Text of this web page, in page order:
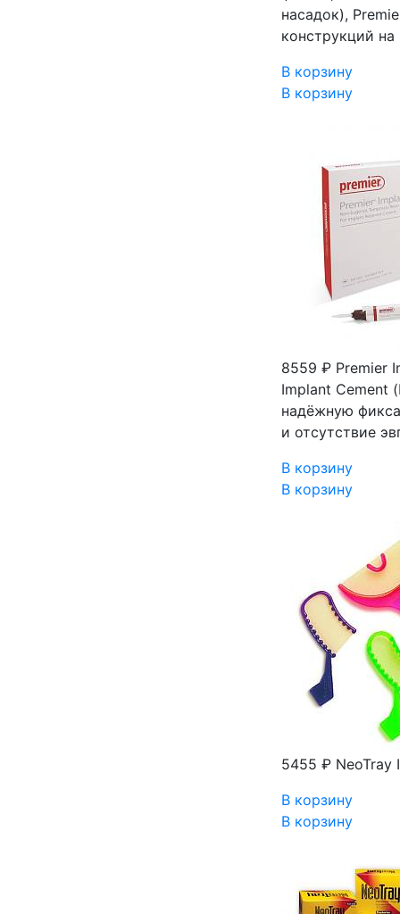
насадок),
конструкций
В корзину
В корзину
8559 ₽ Premier
Implant Cement
надёжную
и отсутствие
В корзину
В корзину
5455 ₽ NeoTray
В корзину
В корзину